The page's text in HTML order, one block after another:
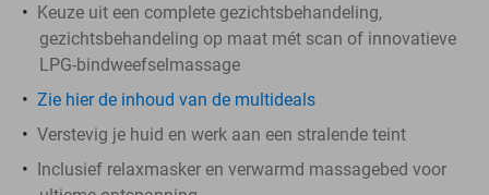
Keuze uit een complete gezichtsbehandeling,
gezichtsbehandeling op maat mét scan of innovatieve
LPG-bindweefselmassage
Zie hier de inhoud van de multideals
Verstevig je huid en werk aan een stralende teint
Inclusief relaxmasker en verwarmd massagebed voor